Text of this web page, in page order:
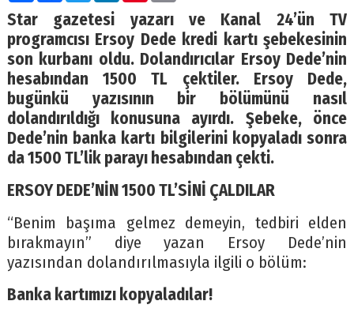
Star gazetesi yazarı ve Kanal 24’ün TV
programcısı Ersoy Dede kredi kartı şebekesinin
son kurbanı oldu. Dolandırıcılar Ersoy Dede’nin
hesabından 1500 TL çektiler. Ersoy Dede,
bugünkü yazısının bir bölümünü nasıl
dolandırıldığı konusuna ayırdı. Şebeke, önce
Dede’nin banka kartı bilgilerini kopyaladı sonra
da 1500 TL’lik parayı hesabından çekti.
ERSOY DEDE’NİN 1500 TL’SİNİ ÇALDILAR
“Benim başıma gelmez demeyin, tedbiri elden
bırakmayın” diye yazan Ersoy Dede’nin
yazısından dolandırılmasıyla ilgili o bölüm:
Banka kartımızı kopyaladılar!